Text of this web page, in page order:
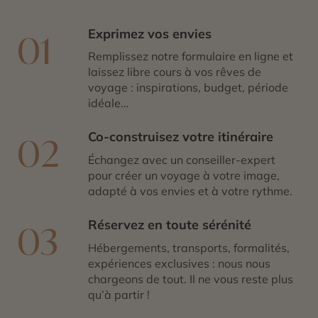
01 Exprimez vos envies
Remplissez notre formulaire en ligne et
laissez libre cours à vos rêves de
voyage : inspirations, budget, période
idéale…
02 Co-construisez votre itinéraire
Échangez avec un conseiller-expert
pour créer un voyage à votre image,
adapté à vos envies et à votre rythme.
03 Réservez en toute sérénité
Hébergements, transports, formalités,
expériences exclusives : nous nous
chargeons de tout. Il ne vous reste plus
qu’à partir !